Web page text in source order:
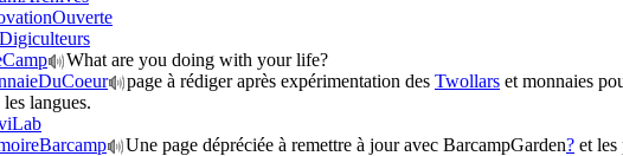
What are you doing with your life?
page à rédiger après expérimentation des Twollars et monnaies
langues.
Une page dépréciée à remettre à jour avec BarcampGarden? et les